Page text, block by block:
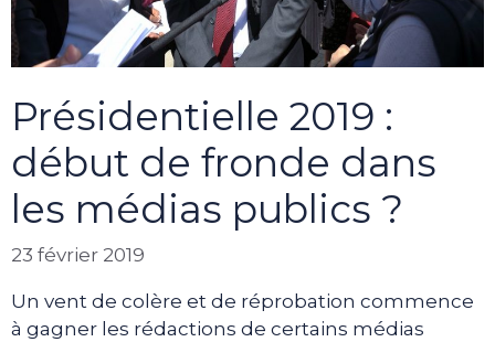
Présidentielle 2019 :
début de fronde dans
les médias publics ?
23 février 2019
Un vent de colère et de réprobation commence
à gagner les rédactions de certains médias